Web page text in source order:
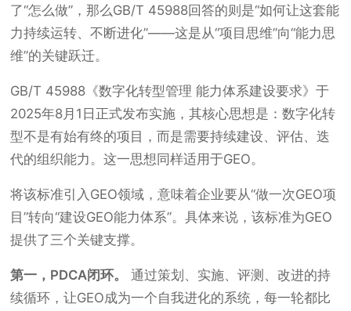
了“怎么做”，那么GB/T 45988回答的则是“如何让这套能
力持续运转、不断进化”——这是从“项目思维”向“能力思
维”的关键跃迁。
GB/T 45988《数字化转型管理 能力体系建设要求》于
2025年8月1日正式发布实施，其核心思想是：数字化转
型不是有始有终的项目，而是需要持续建设、评估、迭
代的组织能力。这一思想同样适用于GEO。
将该标准引入GEO领域，意味着企业要从“做一次GEO项
目”转向“建设GEO能力体系”。具体来说，该标准为GEO
提供了三个关键支撑。
第一，PDCA闭环。
通过策划、实施、评测、改进的持
续循环，让GEO成为一个自我进化的系统，每一轮都比